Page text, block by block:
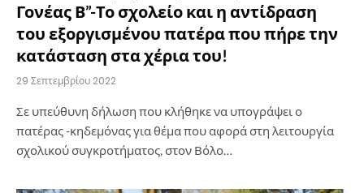
Γονέας Β”-Το σχολείο και η αντίδραση
του εξοργισμένου πατέρα που πήρε την
κατάσταση στα χέρια του!
29 Σεπτεμβρίου 2022
Σε υπεύθυνη δήλωση που κλήθηκε να υπογράψει ο
πατέρας -κηδεμόνας για θέμα που αφορά στη λειτουργία
σχολικού συγκροτήματος, στον Βόλο…